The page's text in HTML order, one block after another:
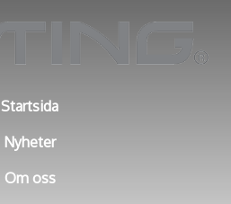
Startsida
Nyheter
Om oss